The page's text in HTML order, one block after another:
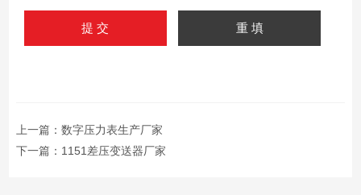
上一篇： 数字压力表生产厂家
下一篇： 1151差压变送器厂家